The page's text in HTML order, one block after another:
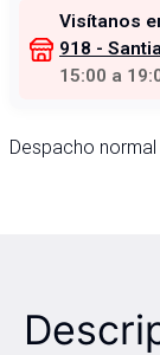
Visítanos
918 -
15:00 a
Despacho normal